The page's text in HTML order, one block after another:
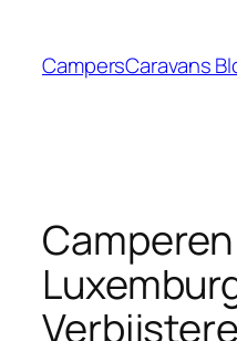
CampersCaravans